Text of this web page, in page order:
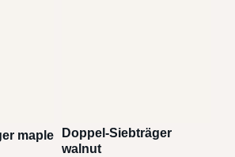
maple
Doppel-Siebträger
walnut